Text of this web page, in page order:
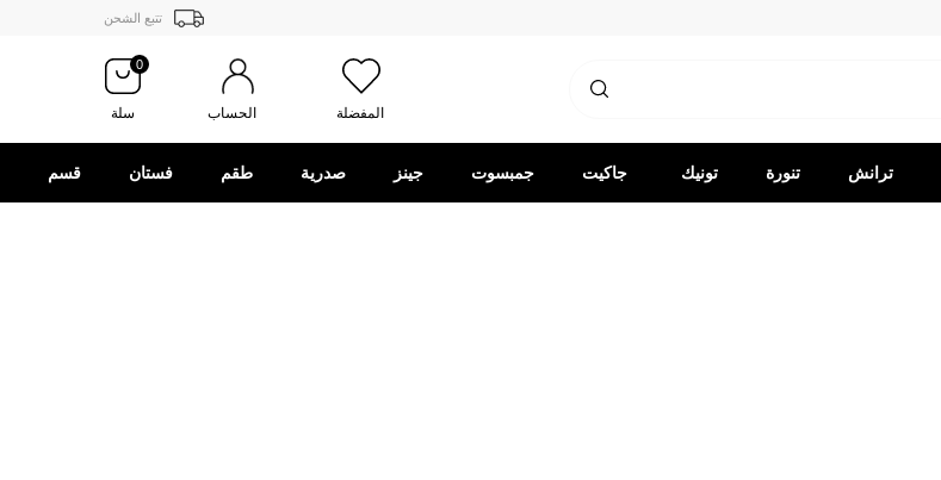
تتبع الشحن
المفضلة الحساب
0
سلة
ترانش تنورة تونيك جاكيت جمبسوت جينز صدرية طقم فستان قسم